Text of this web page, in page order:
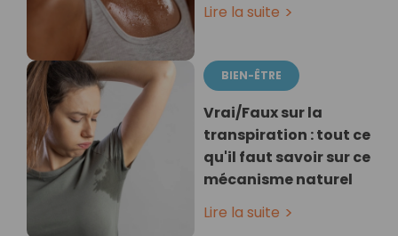
Lire la suite
BIEN-ÊTRE
Vrai/Faux sur la
transpiration : tout ce
qu'il faut savoir sur ce
mécanisme naturel
Lire la suite